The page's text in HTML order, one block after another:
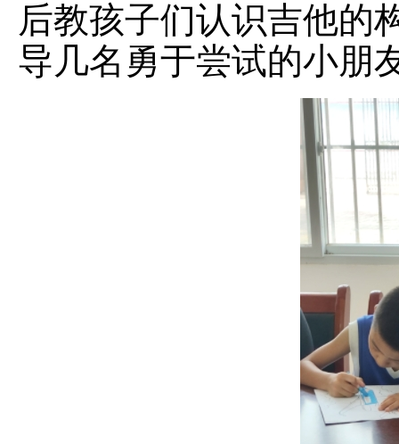
后教孩子们认识吉他的
导几名勇于尝试的小朋